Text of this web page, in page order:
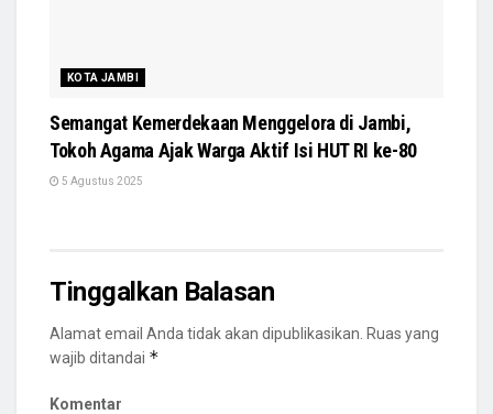
KOTA JAMBI
Semangat Kemerdekaan Menggelora di Jambi,
Tokoh Agama Ajak Warga Aktif Isi HUT RI ke-80
5 Agustus 2025
Tinggalkan Balasan
Alamat email Anda tidak akan dipublikasikan. Ruas yang
wajib ditandai *
Komentar